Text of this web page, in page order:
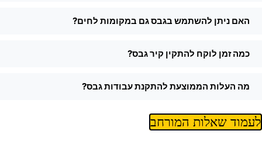
האם ניתן להשתמש בגבס גם במקומות לחים?
כמה זמן לוקח להתקין קיר גבס?
מה העלות הממוצעת להתקנת עבודות גבס?
שאלות המורחב